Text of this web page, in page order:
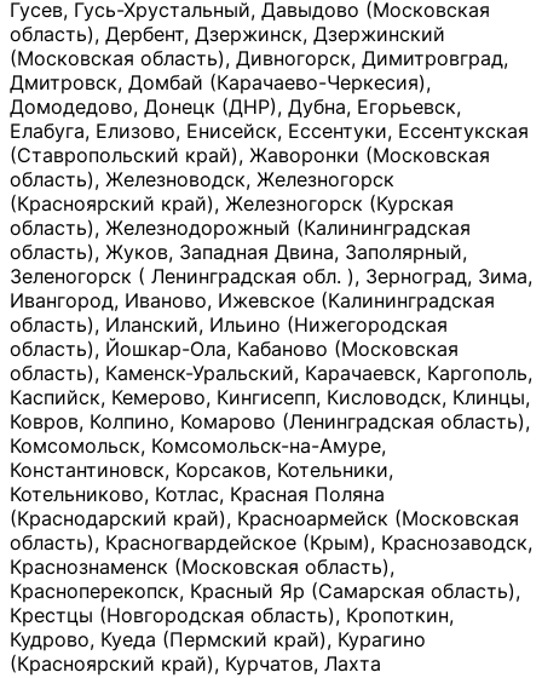
Гусев, Гусь-Хрустальный, Давыдово (Московская
область), Дербент, Дзержинск, Дзержинский
(Московская область), Дивногорск, Димитровград,
Дмитровск, Домбай (Карачаево-Черкесия),
Домодедово, Донецк (ДНР), Дубна, Егорьевск,
Елабуга, Елизово, Енисейск, Ессентуки, Ессентукская
(Ставропольский край), Жаворонки (Московская
область), Железноводск, Железногорск
(Красноярский край), Железногорск (Курская
область), Железнодорожный (Калининградская
область), Жуков, Западная Двина, Заполярный,
Зеленогорск ( Ленинградская обл. ), Зерноград, Зима,
Ивангород, Иваново, Ижевское (Калининградская
область), Иланский, Ильино (Нижегородская
область), Йошкар-Ола, Кабаново (Московская
область), Каменск-Уральский, Карачаевск, Каргополь,
Каспийск, Кемерово, Кингисепп, Кисловодск, Клинцы,
Ковров, Колпино, Комарово (Ленинградская область),
Комсомольск, Комсомольск-на-Амуре,
Константиновск, Корсаков, Котельники,
Котельниково, Котлас, Красная Поляна
(Краснодарский край), Красноармейск (Московская
область), Красногвардейское (Крым), Краснозаводск,
Краснознаменск (Московская область),
Красноперекопск, Красный Яр (Самарская область),
Крестцы (Новгородская область), Кропоткин,
Кудрово, Куеда (Пермский край), Курагино
(Красноярский край), Курчатов, Лахта